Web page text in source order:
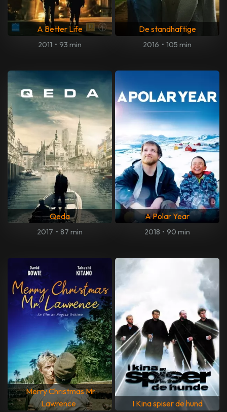
A Better Life
2011 • 93 min
De standhaftige
2016 • 105 min
Qeda
2017 • 87 min
A Polar Year
2018 • 90 min
Merry Christmas Mr.
Lawrence
I Kina spiser de hund